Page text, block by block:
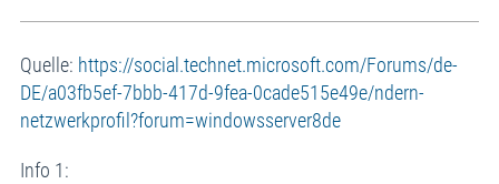
Quelle: https://social.technet.microsoft.com/Forums/de-
DE/a03fb5ef-7bbb-417d-9fea-0cade515e49e/ndern-
netzwerkprofil?forum=windowsserver8de
Info 1: